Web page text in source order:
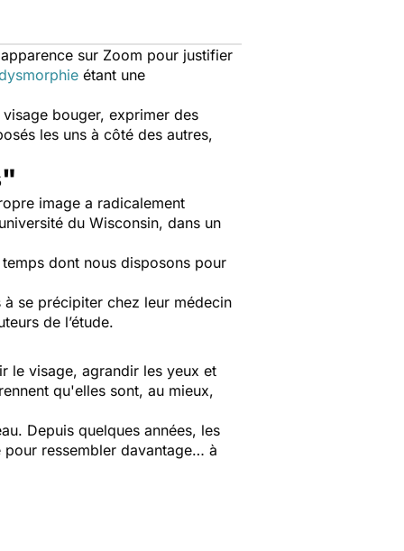
sur Zoom pour justifier
étant une
bouger, exprimer des
les uns à côté des autres,
image a radicalement
du Wisconsin, dans un
dont nous disposons pour
se précipiter chez leur médecin
de l’étude.
le visage, agrandir les yeux et
qu'elles sont, au mieux,
Depuis quelques années, les
pour ressembler davantage… à